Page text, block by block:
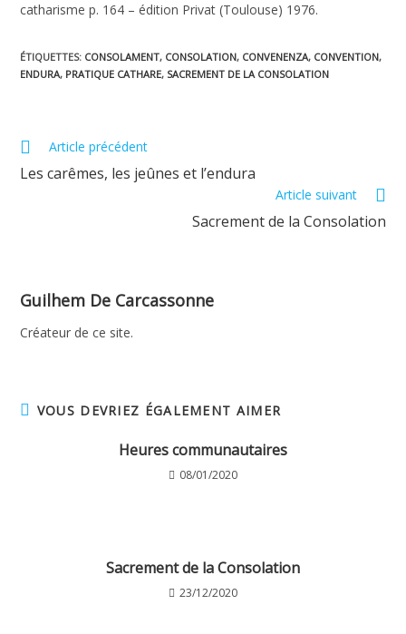
catharisme p. 164 – édition Privat (Toulouse) 1976.
ÉTIQUETTES: CONSOLAMENT, CONSOLATION, CONVENENZA, CONVENTION,
ENDURA, PRATIQUE CATHARE, SACREMENT DE LA CONSOLATION
Read
articles
Article précédent
Les carêmes, les jeûnes et l’endura
Article suivant
Sacrement de la Consolation
Guilhem De Carcassonne
Créateur de ce site.
VOUS DEVRIEZ ÉGALEMENT AIMER
Heures communautaires
08/01/2020
Sacrement de la Consolation
23/12/2020